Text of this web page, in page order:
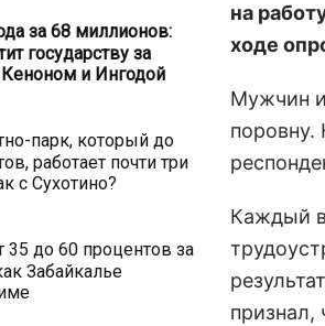
за 68 миллионов:
государству за
и Ингодой
парк, который до
работает почти три
с Сухотино?
35 до 60 процентов за
Забайкалье
на
ходе
Мужчин
поровну.
Каждый
признал,